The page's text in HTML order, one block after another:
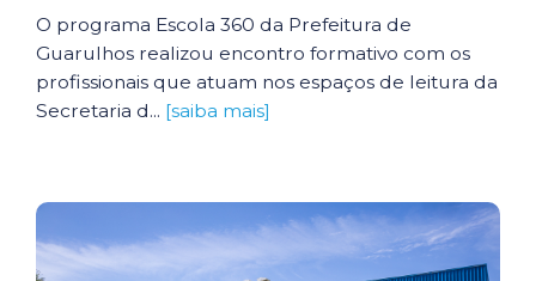
O programa Escola 360 da Prefeitura de
Guarulhos realizou encontro formativo com os
profissionais que atuam nos espaços de leitura da
Secretaria d... [saiba mais]